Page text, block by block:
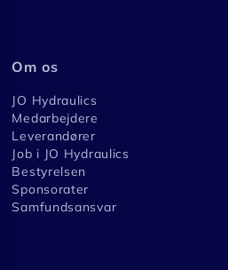
Om os
JO Hydraulics
Medarbejdere
Leverandører
Job i JO Hydraulics
Bestyrelsen
Sponsorater
Samfundsansvar